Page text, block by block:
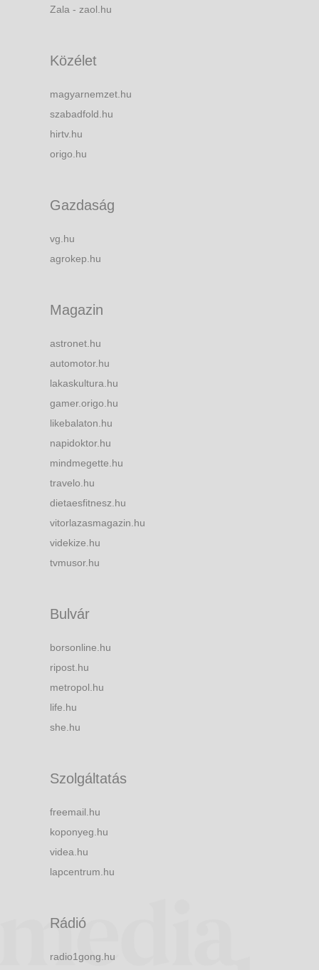
Zala - zaol.hu
Közélet
magyarnemzet.hu
szabadfold.hu
hirtv.hu
origo.hu
Gazdaság
vg.hu
agrokep.hu
Magazin
astronet.hu
automotor.hu
lakaskultura.hu
gamer.origo.hu
likebalaton.hu
napidoktor.hu
mindmegette.hu
travelo.hu
dietaesfitnesz.hu
vitorlazasmagazin.hu
videkize.hu
tvmusor.hu
Bulvár
borsonline.hu
ripost.hu
metropol.hu
life.hu
she.hu
Szolgáltatás
freemail.hu
koponyeg.hu
videa.hu
lapcentrum.hu
Rádió
radio1gong.hu